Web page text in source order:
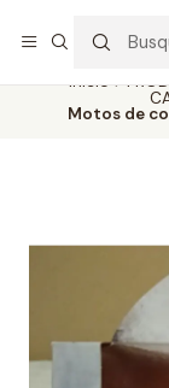
Inicio
Motos de